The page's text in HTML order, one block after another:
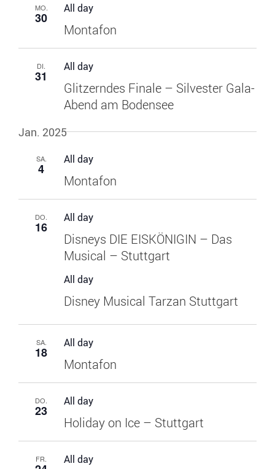
MO.
30
All day
Montafon
DI.
31
All day
Glitzerndes Finale – Silvester Gala-
Abend am Bodensee
Jan. 2025
SA.
4
All day
Montafon
DO.
16
All day
Disneys DIE EISKÖNIGIN – Das
Musical – Stuttgart
All day
Disney Musical Tarzan Stuttgart
SA.
18
All day
Montafon
DO.
23
All day
Holiday on Ice – Stuttgart
FR. All day